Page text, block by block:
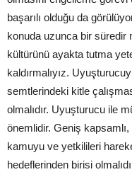
başarılı olduğu da
konuda uzunca bir süredir
kültürünü ayakta tutma
kaldırmalıyız.
semtlerindeki kitle
olmalıdır. Uyuşturucu ile
önemlidir. Geniş kapsamlı,
kamuyu ve yetkilileri
hedeflerinden birisi